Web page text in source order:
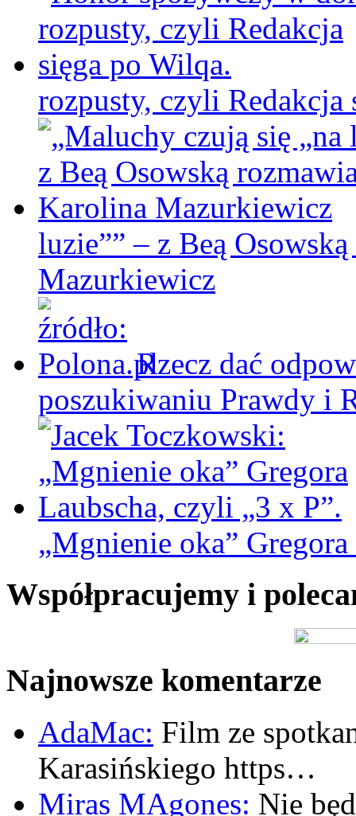
rozpusty, czyli Redakcja
luzie”” – z Beą
Mazurkiewicz
Rzecz dać
poszukiwaniu Prawdy i
„Mgnienie oka”
Współpracujemy i
Najnowsze komentarze
AdaMac: Film ze
Karasińskiego https…
Miras MAgones: Nie